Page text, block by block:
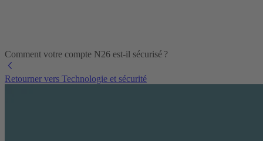
Comment votre compte N26 est-il sécurisé ?
Retourner vers Technologie et sécurité